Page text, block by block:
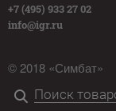
+7 (495) 933 27 02
info@igr.ru
© 2018 «Симбат»